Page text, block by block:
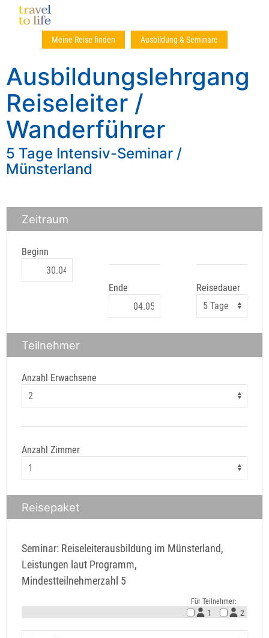
Meine Reise finden Ausbildung & Seminare
Ausbildungslehrgang
Reiseleiter /
Wanderführer
5 Tage Intensiv-Seminar /
Münsterland
Zeitraum
Beginn
Ende Reisedauer
Teilnehmer
Anzahl Erwachsene
Anzahl Zimmer
Reisepaket
Seminar: Reiseleiterausbildung im Münsterland,
Leistungen laut Programm,
Mindestteilnehmerzahl 5
Für Teilnehmer:
1 2